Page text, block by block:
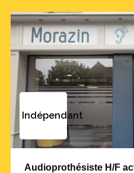
Indépendant
Audioprothésiste H/F